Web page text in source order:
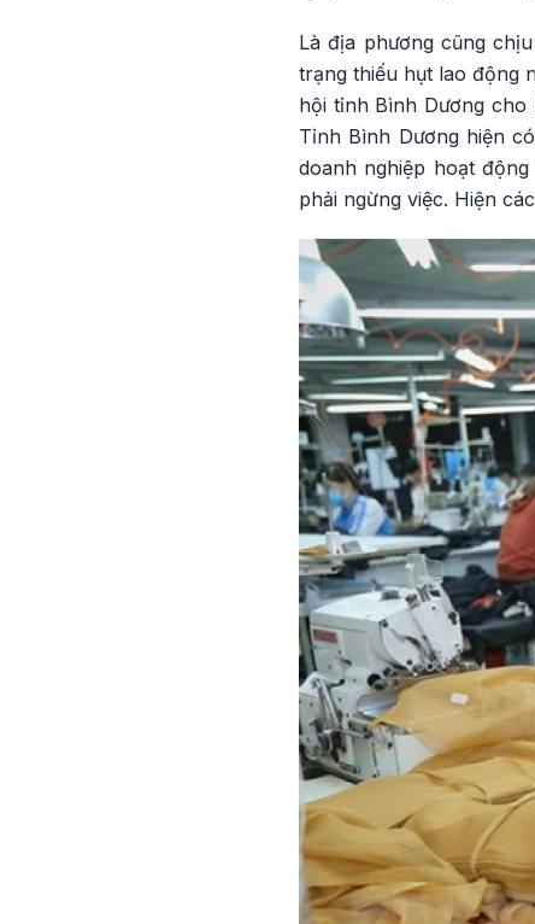
Là địa phương cũng
trạng thiếu hụt lao động
hội tỉnh Bình Dương
Tỉnh Bình Dương hiện
doanh nghiệp hoạt
phải ngừng việc. Hiện